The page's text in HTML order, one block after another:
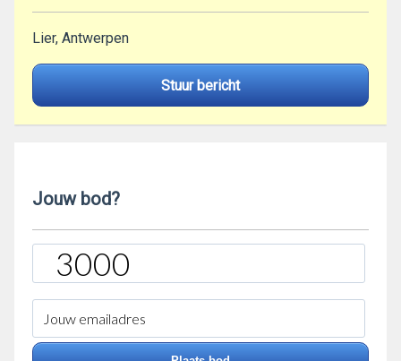
Lier, Antwerpen
Stuur bericht
Jouw bod?